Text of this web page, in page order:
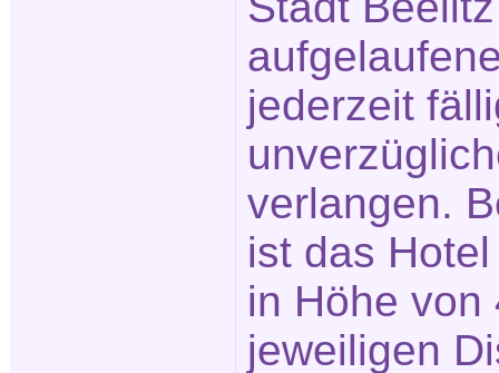
jederzeit
verlangen.
ist das
in Höhe von
jeweiligen